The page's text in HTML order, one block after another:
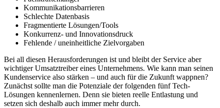
Kommunikationsbarrieren
Schlechte Datenbasis
Fragmentierte Lösungen/Tools
Konkurrenz- und Innovationsdruck
Fehlende / uneinheitliche Zielvorgaben
Bei all diesen Herausforderungen ist und bleibt der Service aber
wichtiger Umsatztreiber eines Unternehmens. Wie kann man seinen
Kundenservice also stärken – und auch für die Zukunft wappnen?
Zunächst sollte man die Potenziale der folgenden fünf Tech-
Lösungen kennenlernen. Denn sie bieten reelle Entlastung und
setzen sich deshalb auch immer mehr durch.